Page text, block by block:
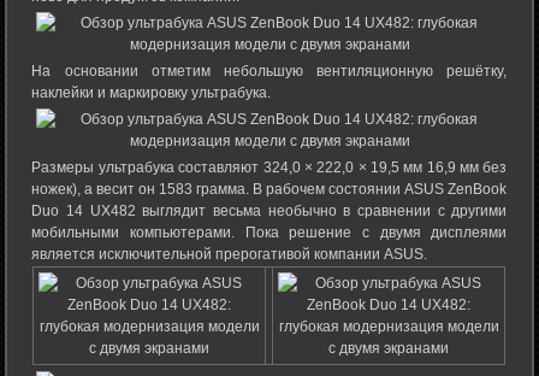
На основании отметим небольшую вентиляционную решётку,
наклейки и маркировку ультрабука.
Размеры ультрабука составляют 324,0 × 222,0 × 19,5 мм 16,9 мм без
ножек), а весит он 1583 грамма. В рабочем состоянии ASUS ZenBook
Duo 14 UX482 выглядит весьма необычно в сравнении с другими
мобильными компьютерами. Пока решение с двумя дисплеями
является исключительной прерогативой компании ASUS.